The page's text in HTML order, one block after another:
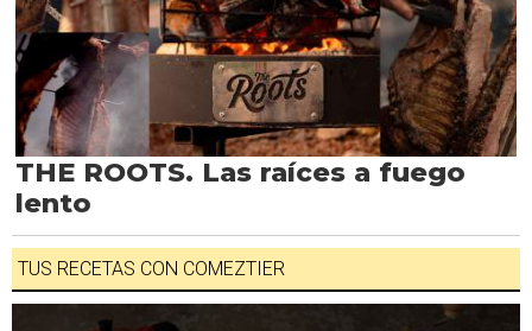
THE ROOTS. Las raíces a fuego
lento
TUS RECETAS CON COMEZTIER